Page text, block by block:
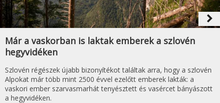
navigate_next
Már a vaskorban is laktak emberek a szlovén
hegyvidéken
Szlovén régészek újabb bizonyítékot találtak arra, hogy a szlovén
Alpokat már több mint 2500 évvel ezelőtt emberek lakták: a
vaskori ember szarvasmarhát tenyésztett és vasércet bányászott
a hegyvidéken.